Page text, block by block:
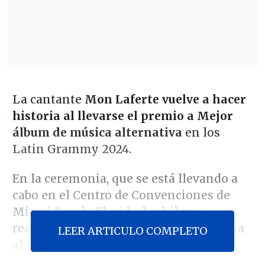
La cantante Mon Laferte vuelve a hacer
historia al llevarse el premio a Mejor
álbum de música alternativa en los
Latin Grammy 2024.
En la ceremonia, que se está llevando a
cabo en el Centro de Convenciones de
Miami Beach, Florida, la chilena
reafirmó su impacto en la música latina
al llevarse la primera de sus tres
LEER ARTICULO COMPLETO